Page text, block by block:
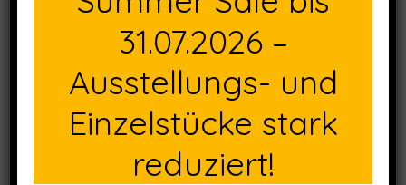
31.07.2026 –
Ausstellungs- und
Einzelstücke stark
reduziert!